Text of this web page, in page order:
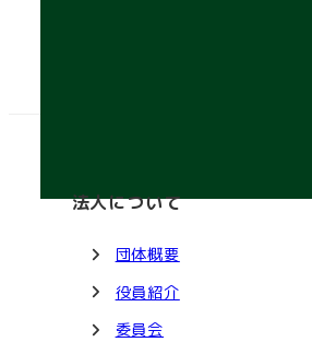
法人について
団体概要
役員紹介
委員会